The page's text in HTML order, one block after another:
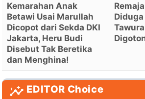
Kemarahan Anak
Betawi Usai Marullah
Dicopot dari Sekda DKI
Jakarta, Heru Budi
Disebut Tak Beretika
dan Menghina!
EDITOR Choice